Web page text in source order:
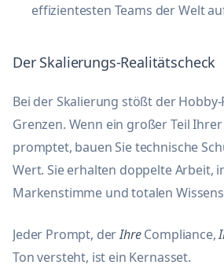
effizientesten Teams der Welt
Der Skalierungs-Realitätscheck
Bei der Skalierung stößt der
Grenzen. Wenn ein großer Teil
promptet, bauen Sie technische
Wert. Sie erhalten doppelte Arbeit,
Markenstimme und totalen
Jeder Prompt, derIhreCompliance,
Ton versteht, ist ein Kernasset.